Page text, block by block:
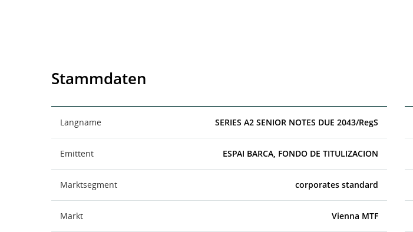
Stammdaten
Langname SERIES A2 SENIOR NOTES DUE 2043/RegS
Emittent ESPAI BARCA, FONDO DE TITULIZACION
Marktsegment corporates standard
Markt Vienna MTF